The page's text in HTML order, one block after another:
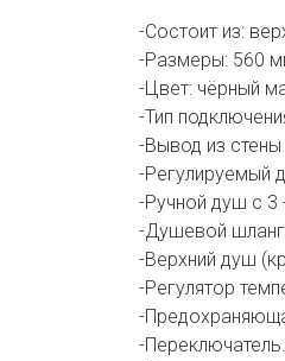
-Cостоит из:
-Размеры: 560
-Цвет: чёрный
-Тип
-Вывод из
-Регулируемый
-Ручной душ с 3
-Душевой
-Верхний душ
-Регулятор
-
-